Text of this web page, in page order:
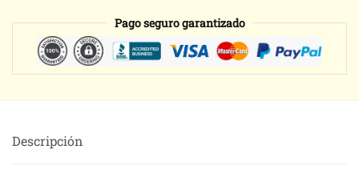
Pago seguro garantizado
Descripción